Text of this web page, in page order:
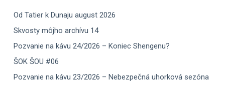
Od Tatier k Dunaju august 2026
Skvosty môjho archívu 14
Pozvanie na kávu 24/2026 – Koniec Shengenu?
ŠOK ŠOU #06
Pozvanie na kávu 23/2026 – Nebezpečná uhorková sezóna